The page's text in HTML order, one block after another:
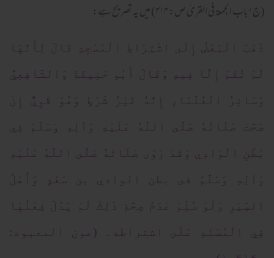
(ج۱باب الجمعۃ فی القریٰ ص: ۴۱۴) میں یہ تصریح ہے:
ذَهَبَ الْبَعْضُ إِلَى اشْتِرَاطِ الْمَسْجِدِ قَالَ لِأَنَّهَا
لَمْ تُقَمْ إِلَّا فِيهِ وَقَالَ أَبُو حَنِيفَةَ وَالشَّافِعِيُّ
وَسَائِرُ الْعُلَمَاءِ إِنَّهُ غَيْرُ شَرْطٍ وَهُوَ قَوِيٌّ إِنْ
صَحَّتْ صَلَاتُهُ صَلَّى اللَّهُ عَلَيْهِ وَآلِهِ وَسَلَّمَ فِي
بَطْنِ الْوَادِي وَقَدْ رَوَى صَلَاتَهُ صَلَّى اللَّهُ عَلَيْهِ
وَآلِهِ وَسَلَّمَ فى بطن الوادي بن سَعْدٍ وَأَهْلُ
السِّيَرِ وَلَوْ سُلِّمَ عَدَمُ صِحَّةِ ذَلِكَ لَمْ يَدُلَّ فِعْلُهَا
فِي الْمُسْنَدِ عَلَى اشتراطه۔ (عون المعبود: